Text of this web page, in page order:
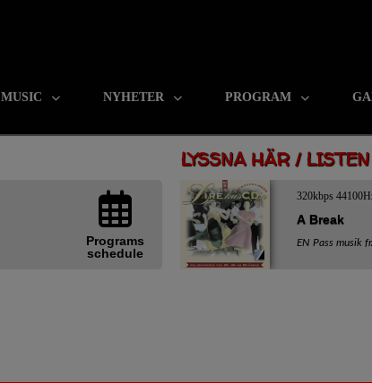
MUSIC NYHETER PROGRAM
Programs
schedule
LYSSNA HÄR /
320kbps
A Break
EN Pass musik